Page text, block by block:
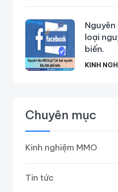
loại
biến.
KINH
Chuyên mục
Kinh nghiệm MMO
Tin tức